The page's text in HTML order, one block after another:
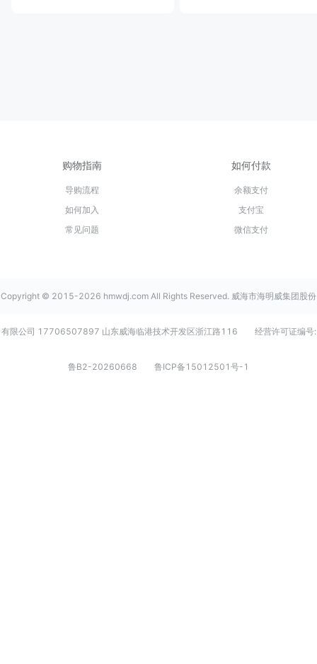
购物指南
导购流程
如何加入
常见问题
如何付款
余额支付
支付宝
微信支付
Copyright © 2015-2026 hmwdj.com All Rights Reserved. 威海市海明威集团股份
有限公司 17706507897 山东威海临港技术开发区浙江路116 经营许可证编号:
鲁B2-20260668 鲁ICP备15012501号-1